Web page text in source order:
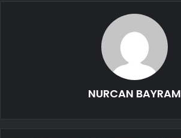
NURCAN BAYRAM